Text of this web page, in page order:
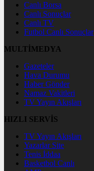
Canlı Borsa
Canlı Sonuçlar
Canlı TV
Futbol Canlı Sonuçlar
MULTİMEDYA
Gazeteler
Hava Durumu
Haber Gönder
Namaz Vakitleri
TV Yayın Akışları
HIZLI SERVİS
TV Yayın Akışları
Yazarlar Site
Tenis İddaa
Basketbol Canlı